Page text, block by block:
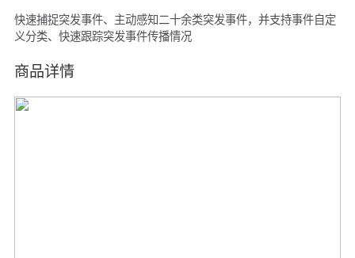
快速捕捉突发事件、主动感知二十余类突发事件，并支持事件自定
义分类、快速跟踪突发事件传播情况
商品详情